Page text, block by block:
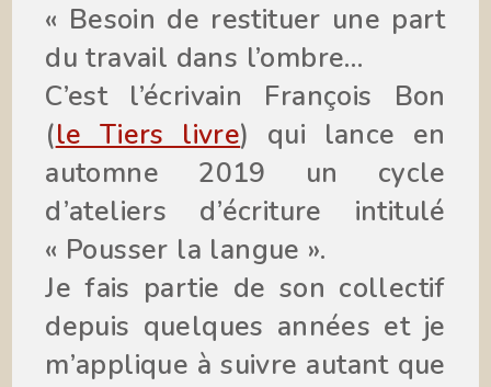
« Besoin de restituer une part
du travail dans l’ombre…
C’est l’écrivain François Bon
(le Tiers livre) qui lance en
automne 2019 un cycle
d’ateliers d’écriture intitulé
« Pousser la langue ».
Je fais partie de son collectif
depuis quelques années et je
m’applique à suivre autant que